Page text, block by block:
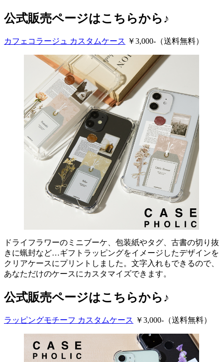
公式販売ページはこちらから♪
カフェコラージュ カスタムケース ￥3,000-（送料無料）
ドライフラワーのミニブーケ、包装紙やタグ、古書の切り抜
きに蝋封など…ギフトラッピングをイメージしたデザインを
クリアケースにプリントしました。文字入れもできるので、
あなただけのケースにカスタマイズできます。
公式販売ページはこちらから♪
ラッピングモチーフ カスタムケース ￥3,000-（送料無料）